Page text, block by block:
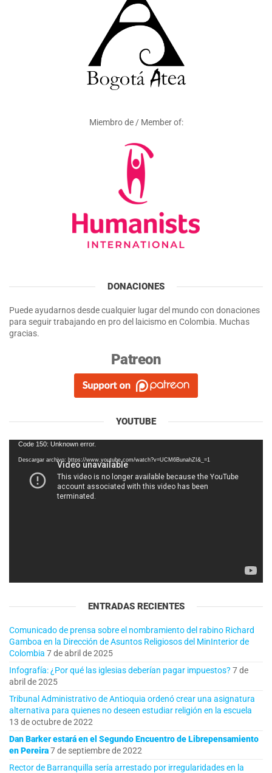
Miembro de / Member of:
DONACIONES
Puede ayudarnos desde cualquier lugar del mundo con donaciones
para seguir trabajando en pro del laicismo en Colombia. Muchas
gracias.
Patreon
YOUTUBE
Reproductor
Code 150: Unknown error.
Descargar archivo: https://www.youtube.com/watch?v=UCM6BunahZI&_=1
ENTRADAS RECIENTES
Comunicado de prensa sobre el nombramiento del rabino Richard
Gamboa en la Dirección de Asuntos Religiosos del MinInterior de
Colombia 7 de abril de 2025
Infografía: ¿Por qué las iglesias deberían pagar impuestos? 7 de
abril de 2025
Tribunal Administrativo de Antioquia ordenó crear una asignatura
alternativa para quienes no deseen estudiar religión en la escuela
13 de octubre de 2022
Dan Barker estará en el Segundo Encuentro de Librepensamiento
en Pereira7 de septiembre de 2022
Rector de Barranquilla sería arrestado por irregularidades en la